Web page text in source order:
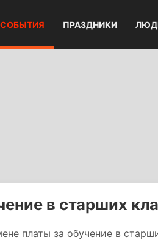
СОБЫТИЯ ПРАЗДНИКИ
в старших
платы за обучение в